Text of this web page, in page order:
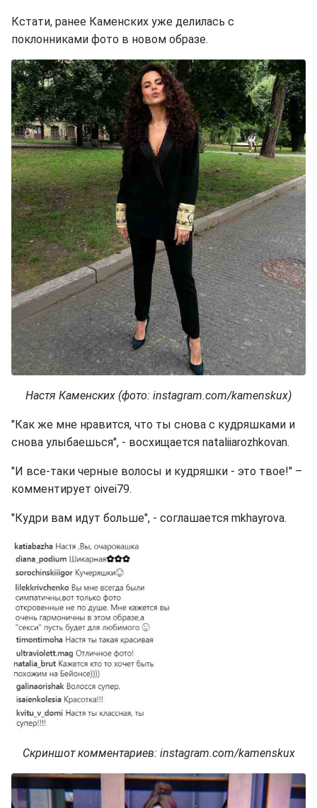
Кстати, ранее Каменских уже делилась с
поклонниками фото в новом образе.
Настя Каменских (фото: instagram.com/kamenskux)
"Как же мне нравится, что ты снова с кудряшками и
снова улыбаешься", - восхищается nataliiarozhkovan.
"И все-таки черные волосы и кудряшки - это твое!" –
комментирует oivei79.
"Кудри вам идут больше", - соглашается mkhayrova.
Скриншот комментариев: instagram.com/kamenskux